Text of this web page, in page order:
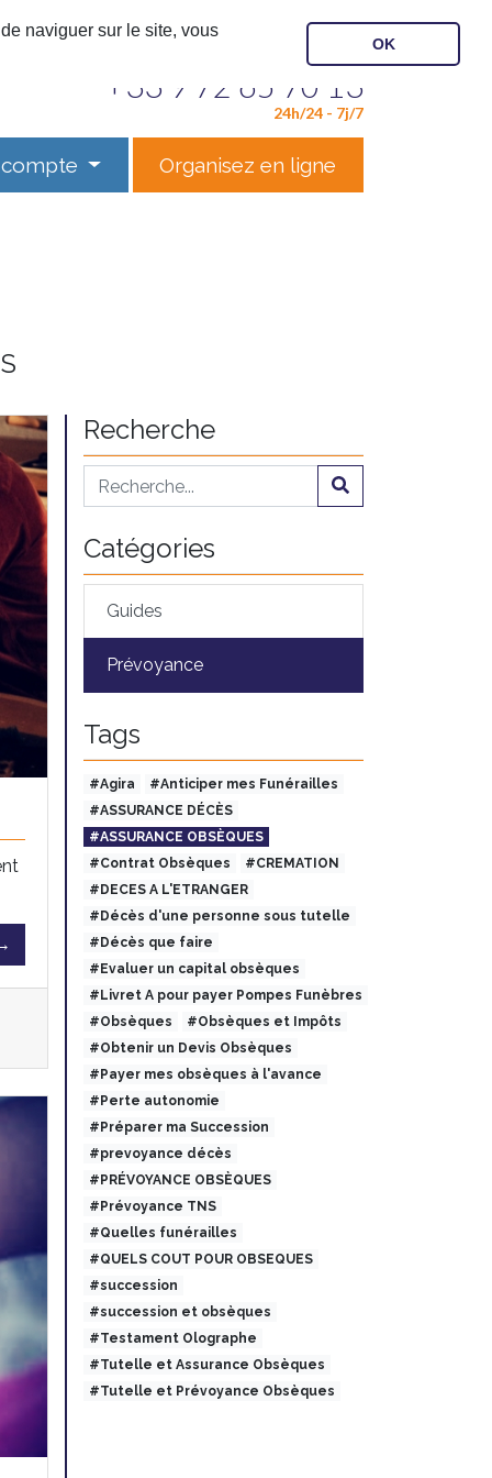
naviguer sur le site, vous
OK
Contactez notre service
+33 9 72 65 70 13
24h/24 - 7j/7
Organisez en ligne
Recherche
Catégories
Guides
Prévoyance
Tags
#Agira
#Anticiper mes Funérailles
#ASSURANCE DÉCÈS
#ASSURANCE OBSÈQUES
#Contrat Obsèques
#CREMATION
#DECES A L'ETRANGER
#Décès d'une personne sous tutelle
#Décès que faire
#Evaluer un capital obsèques
#Livret A pour payer Pompes Funèbres
#Obsèques
#Obsèques et Impôts
#Obtenir un Devis Obsèques
#Payer mes obsèques à l'avance
#Perte autonomie
#Préparer ma Succession
#prevoyance décès
#PRÉVOYANCE OBSÈQUES
#Prévoyance TNS
#Quelles funérailles
#QUELS COUT POUR OBSEQUES
#succession
#succession et obsèques
#Testament Olographe
#Tutelle et Assurance Obsèques
#Tutelle et Prévoyance Obsèques